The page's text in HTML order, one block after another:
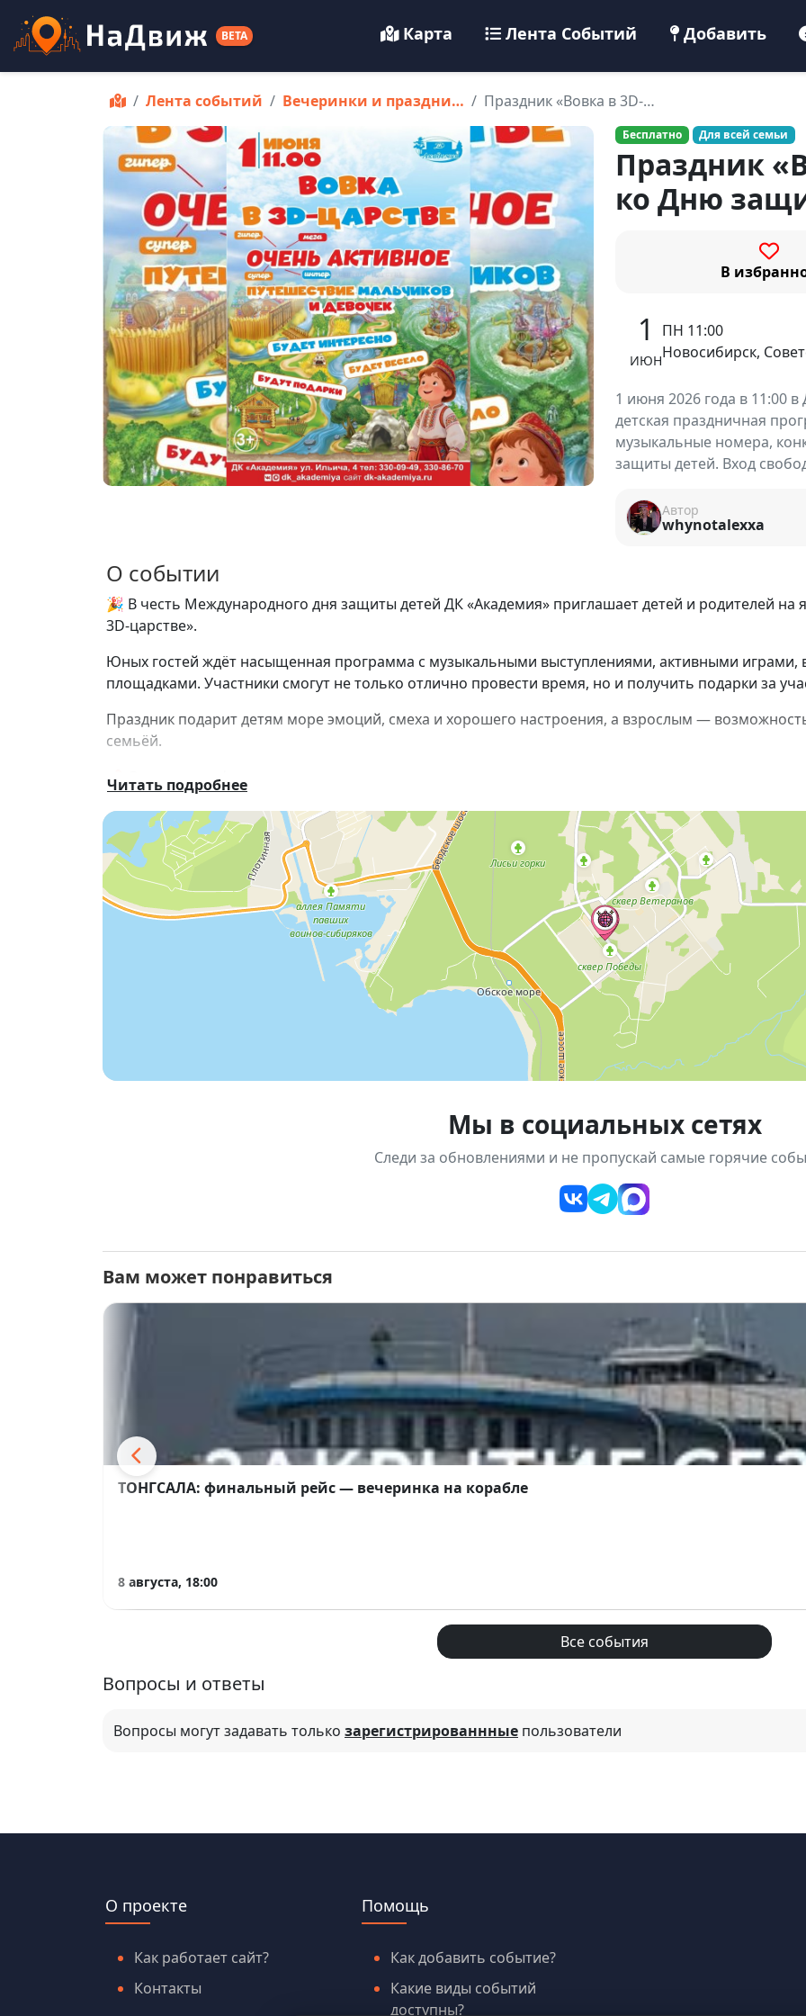
BETA Карта Лента Событий Добавить
Лента событий Вечеринки и праздни… Праздник «Вовка в 3D-…
Бесплатно Для всей семьи
Праздник
ко Дню
В
1
ИЮН
ПН 11:00
Новосибирск,
1 июня 2026 года в 11:00
детская праздничная
музыкальные номера,
защиты детей. Вход
Автор
whynotalexxa
О событии
🎉 В честь Международного дня защиты детей ДК «Академия» приглашает детей и родителей
3D-царстве».
Юных гостей ждёт насыщенная программа с музыкальными выступлениями, активными
площадками. Участники смогут не только отлично провести время, но и получить подарки за
Праздник подарит детям море эмоций, смеха и хорошего настроения, а взрослым —
семьёй.
📌 Основная информация:
📅 Дата: 1 июня 2026
⏰ Время: 11:00
📍 Место:ДК «Академия»
🎈 Формат: детская праздничная программа ко Дню защиты детей
🎟 Вход: свободный
Читать подробнее
Мы в социальных сетях
Следи за обновлениями и не пропускай самые горячие
Вам может понравиться
ТОНГСАЛА: финальный рейс — вечеринка на корабле
8 августа, 18:00
Все события
Вопросы и ответы
Вопросы могут задавать только зарегистрированнные пользователи
О проекте
Как работает сайт?
Контакты
Помощь
Как добавить событие?
Какие виды событий
доступны?